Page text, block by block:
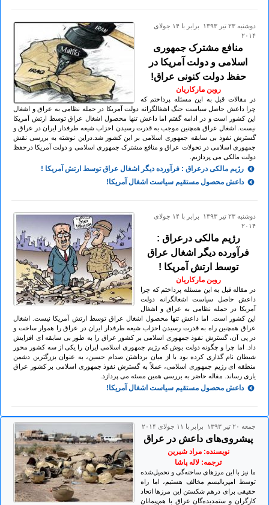
دوشنبه ۲۳ تير ۱۳۹۳ برابر با ۱۴ جولای
۲۰۱۴
منافع مشترک جمهوری
اسلامی و دولت آمریکا در
حفظ دولت کنونی عراق!
روبن مارکاریان
در مقالات قبل به این مسئله پرداختم که
چرا داعش حاصل سیاست جنگ اشغالگرانه دولت آمریکا در حمله نظامی به عراق و اشغال
این کشور است و در ادامه گفتم اما داعش تنها محصول اشغال عراق توسط ارتش آمریکا
نیست. اشغال عراق همچنین موجب به قدرت رسیدن احزاب شیعه طرفدار ایران در عراق و
گسترش نفوذ بی سابقه جمهوری اسلامی بر این کشور شد.دراین نوشته به بررسی نقش
جمهوری اسلامی در تحولات عراق و منافع مشترک جمهوری اسلامی و دولت آمریکا درحفظ
دولت مالکی می پردازیم.
رژیم مالکی درعراق : فرآورده دیگر اشغال عراق توسط ارتش آمریکا !
داعش محصول مستقیم سیاست اشغال آمریکا!
دوشنبه ۲۳ تير ۱۳۹۳ برابر با ۱۴ جولای
۲۰۱۴
رژیم مالکی درعراق :
فرآورده دیگر اشغال عراق
توسط ارتش آمریکا !
روبن مارکاریان
در مقاله قبل به این مسئله پرداختم که چرا
داعش حاصل سیاست اشغالگرانه دولت
آمریکا در حمله نظامی به عراق و اشغال
این کشور است. اما داعش تنها محصول اشغال عراق توسط ارتش آمریکا نیست. اشغال
عراق همچنین راه به قدرت رسیدن احزاب شیعه طرفدار ایران در عراق را هموار ساخت و
در پی آن، گسترش نفوذ جمهوری اسلامی بر کشور عراق را به طور بی سابقه ای افزایش
داد. اما چرا و چگونه دولت بوش که رژیم جمهوری اسلامی ایران را یکی از سه کشور محور
شیطان نام گذاری کرده بود با از میان برداشتن صدام حسین، به عنوان بزرگترین دشمن
منطقه ای رژیم جمهوری اسلامی، عملاً به گسترش نفوذ جمهوری اسلامی بر کشور عراق
یاری رساند. مقاله حاضر به بررسی همین مسئه می پردازد.
داعش محصول مستقیم سیاست اشغال آمریکا!
جمعه ۲۰ تير ۱۳۹۳ برابر با ۱۱ جولای ۲۰۱۴
پیشروی‌های داعش در عراق
نویسنده: مراد شیرین
ترجمه: لاله پاشا
ما نیز با این مرزهای ساخته‌گی و تحمیل‌شده
توسط امپریالیسم مخالف هستیم، اما راه
حقیقی برای درهم شکستن این مرزها اتحاد
کارگران و ستمدیده‌گان عراق با هم‌پیمانان